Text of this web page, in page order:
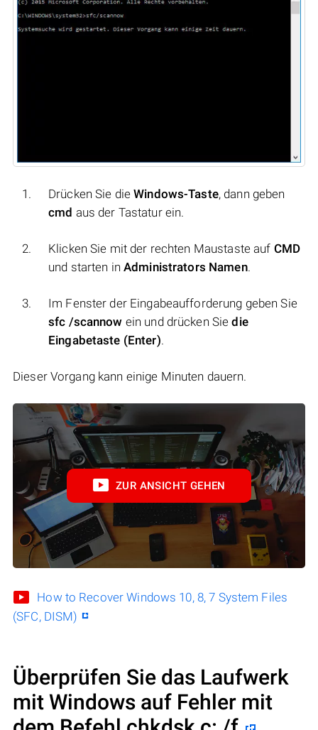
Drücken Sie dieWindows-Taste, dann geben
cmd aus der Tastatur ein.
Klicken Sie mit der rechten Maustaste auf CMD
und starten in Administrators Namen.
Im Fenster der Eingabeaufforderung geben Sie
sfc /scannow ein und drücken Siedie
Eingabetaste (Enter).
Dieser Vorgang kann einige Minuten dauern.
ZUR ANSICHT GEHEN
How to Recover Windows 10, 8, 7 System Files
(SFC, DISM)
Überprüfen Sie das Laufwerk
mit Windows auf Fehler mit